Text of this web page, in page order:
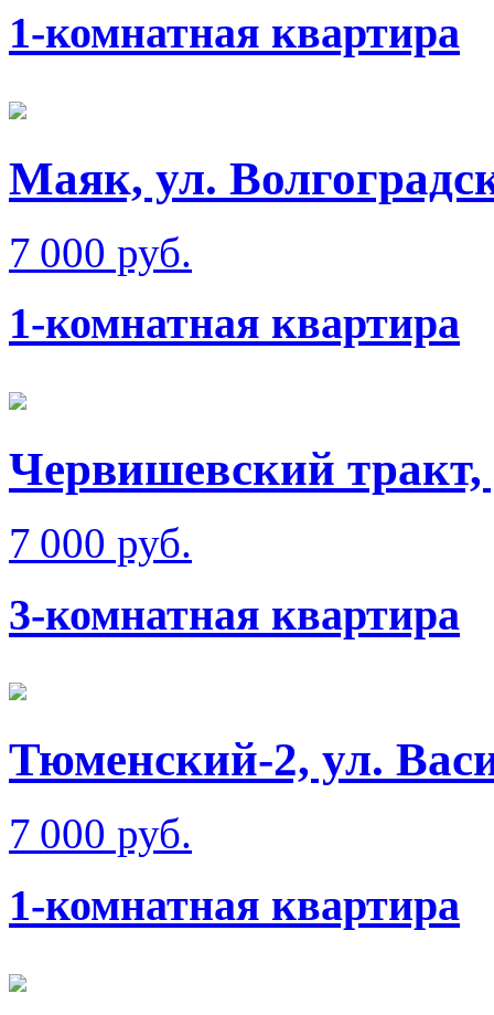
1-комнатная квартира
Маяк, ул.
7 000 руб.
1-комнатная квартира
Червишевский тракт,
7 000 руб.
3-комнатная квартира
Тюменский-2, ул.
7 000 руб.
1-комнатная квартира